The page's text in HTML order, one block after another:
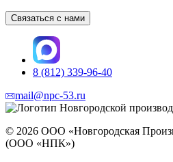
Связаться с нами
8 (812) 339-96-40
mail@npc-53.ru
© 2026 ООО «Новгородская
(ООО «НПК»)